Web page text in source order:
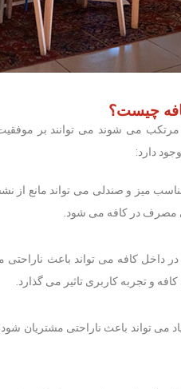
چیست؟
می شوند می توانند بر
دارد:
میز و صندلی می تواند مانع
مصرف در کافه می شود.
داخل کافه می تواند باعث
و تجربه کاربری تاثیر می گذارد.
می تواند باعث ناراحتی مشتریان